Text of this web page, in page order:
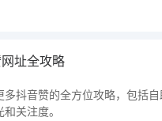
址全攻略
抖音赞的全方位攻略，包括
关注度。